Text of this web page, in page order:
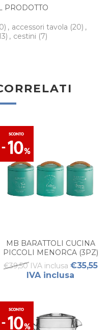
PRODOTTO
, accessori tavola (20) ,
, cestini (7)
MB BARATTOLI CUCINA
PICCOLI MENORCA (3PZ)
TURQUOISE
€39,50 IVA inclusa €35,55
IVA inclusa